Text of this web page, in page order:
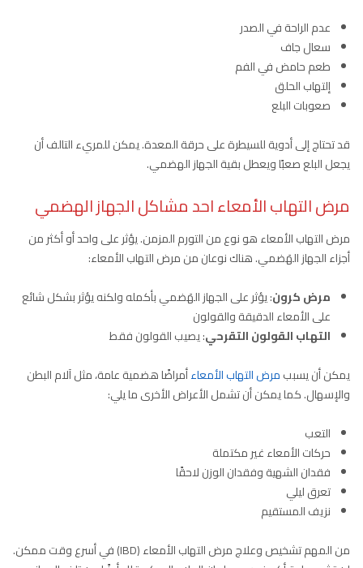
عدم الراحة في الصدر
سعال جاف
طعم حامض في الفم
إلتهاب الحلق
صعوبات البلع
قد تحتاج إلى أدوية للسيطرة على حرقة المعدة. يمكن للمريء التالف أن
يجعل البلع صعبًا ويعطل بقية الجهاز الهضمي.
مرض التهاب الأمعاء احد مشاكل الجهاز الهضمي
مرض التهاب الأمعاء هو نوع من التورم المزمن. يؤثر على واحد أو أكثر من
أجزاء الجهاز الهَضمي. هناك نوعان من مرض التهاب الأمعاء:
مرض كرون: يؤثر على الجهاز الهَضمي بأكمله ولكنه يؤثر بشكل شائع
على الأمعاء الدقيقة والقولون
التهاب القولون التقرحي: يصيب القولون فقط
يمكن أن يسببمرض التهاب الأمعاءأمراضًا هضمية عامة، مثل آلام البطن
والإسهال. كما يمكن أن تشمل الأعراض الأخرى ما يلي:
التعب
حركات الأمعاء غير مكتملة
فقدان الشهية وفقدان الوزن لاحقًا
تعرق ليلي
نزيف المستقيم
من المهم تشخيص وعلاج مرض التهاب الأمعاء (IBD) في أسرع وقت ممكن.